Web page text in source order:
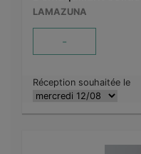
LAMAZUNA
-
Réception souhaitée le